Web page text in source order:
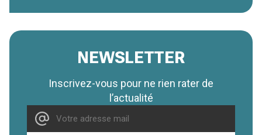
NEWSLETTER
Inscrivez-vous pour ne rien rater de
l’actualité